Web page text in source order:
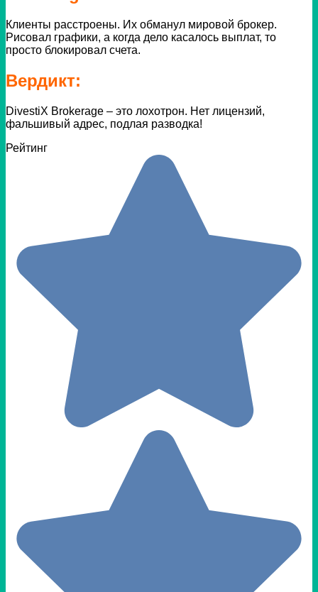
Клиенты расстроены. Их обманул мировой брокер.
Рисовал графики, а когда дело касалось выплат, то
просто блокировал счета.
Вердикт:
DivestiX Brokerage – это лохотрон. Нет лицензий,
фальшивый адрес, подлая разводка!
Рейтинг